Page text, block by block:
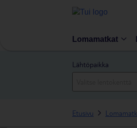
Lomamatkat
Lähtöpaikka
Etusivu